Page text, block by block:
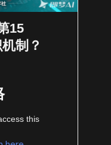
15
制？
this